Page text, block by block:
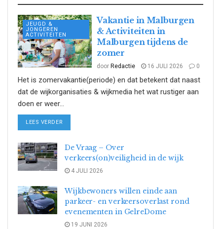
JEUGD &
JONGEREN
ACTIVITEITEN
Vakantie in Malburgen
& Activiteiten in
Malburgen tijdens de
zomer
door Redactie 16 JULI 2026 0
Het is zomervakantie(periode) en dat betekent dat naast
dat de wijkorganisaties & wijkmedia het wat rustiger aan
doen er weer...
LEES VERDER
De Vraag – Over
verkeers(on)veiligheid in de wijk
4 JULI 2026
Wijkbewoners willen einde aan
parkeer- en verkeersoverlast rond
evenementen in GelreDome
19 JUNI 2026